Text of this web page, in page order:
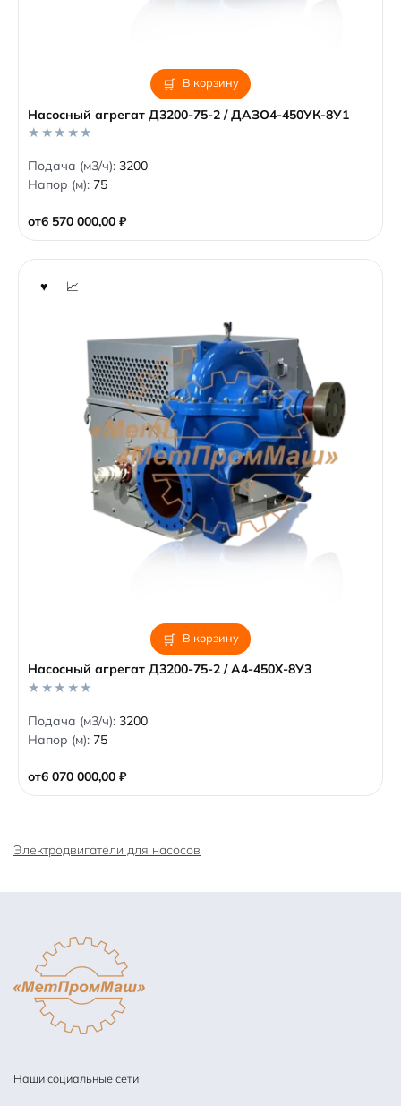
В корзину
Насосный агрегат Д3200-75-2 / ДАЗО4-450УК-8У1
от6 570 000,00 ₽
0
o
u
f
5
Подача (м3/ч): 3200
Напор (м): 75
В корзину
Насосный агрегат Д3200-75-2 / А4-450Х-8У3
от6 070 000,00 ₽
0
o
u
f
5
Подача (м3/ч): 3200
Напор (м): 75
Электродвигатели для насосов
Наши социальные сети